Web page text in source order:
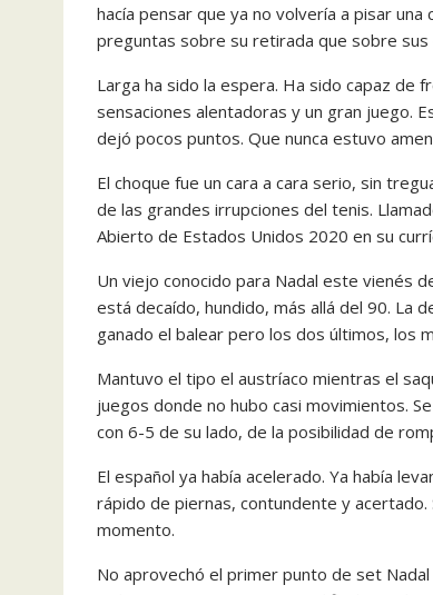
hacía pensar que ya no volvería a pisar
preguntas sobre su retirada que sobre
Larga ha sido la espera. Ha sido capaz de
sensaciones alentadoras y un gran juego.
dejó pocos puntos. Que nunca estuvo
El choque fue un cara a cara serio, sin
de las grandes irrupciones del tenis.
Abierto de Estados Unidos 2020 en su
Un viejo conocido para Nadal este vienés
está decaído, hundido, más allá del 90. La
ganado el balear pero los dos últimos, los
Mantuvo el tipo el austríaco mientras el
juegos donde no hubo casi movimientos.
con 6-5 de su lado, de la posibilidad de
El español ya había acelerado. Ya había
rápido de piernas, contundente y
momento.
No aprovechó el primer punto de set